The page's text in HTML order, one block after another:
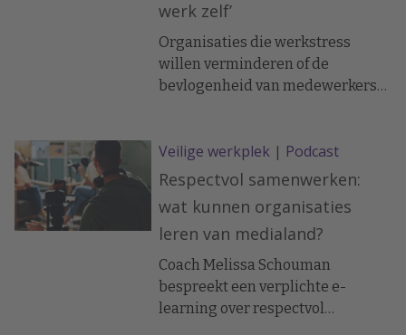
werk zelf’
Organisaties die werkstress
willen verminderen of de
bevlogenheid van medewerkers
werk dan naar losse trainingen of
welzijnsprogramma’s. Dat zegt
onderzoeker en adviseur Elco
Schaufeli in de podcast
Werkdrukdrukdruk van stress- en
burn-outcoach Melissa
Schouman.
Veilige werkplek | Podcast
Respectvol samenwerken:
wat kunnen organisaties
leren van medialand?
Coach Melissa Schouman
bespreekt een verplichte e-
learning over respectvol